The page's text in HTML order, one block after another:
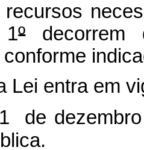
ºdecorrem
entra em
de